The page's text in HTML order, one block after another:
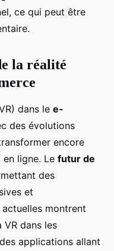
ce qui peut être
la réalité
dans le e-
des évolutions
encore
ligne. Le futur de
des
et
actuelles montrent
dans les
applications allant